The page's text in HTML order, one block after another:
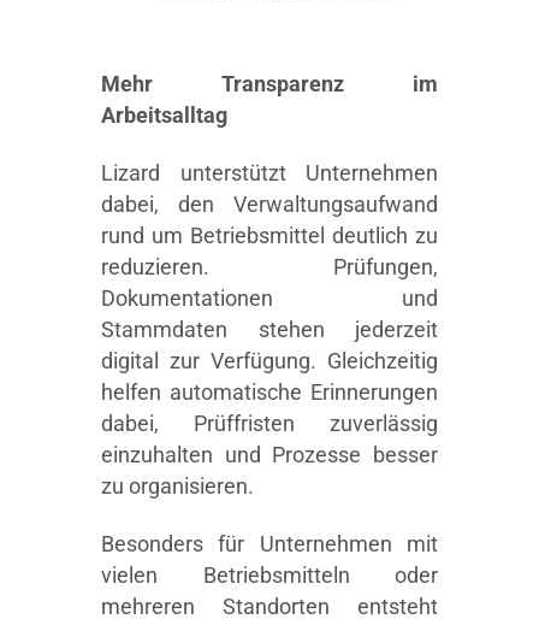
Mehr Transparenz im
Arbeitsalltag
Lizard unterstützt Unternehmen
dabei, den Verwaltungsaufwand
rund um Betriebsmittel deutlich zu
reduzieren. Prüfungen,
Dokumentationen und
Stammdaten stehen jederzeit
digital zur Verfügung. Gleichzeitig
helfen automatische Erinnerungen
dabei, Prüffristen zuverlässig
einzuhalten und Prozesse besser
zu organisieren.
Besonders für Unternehmen mit
vielen Betriebsmitteln oder
mehreren Standorten entsteht